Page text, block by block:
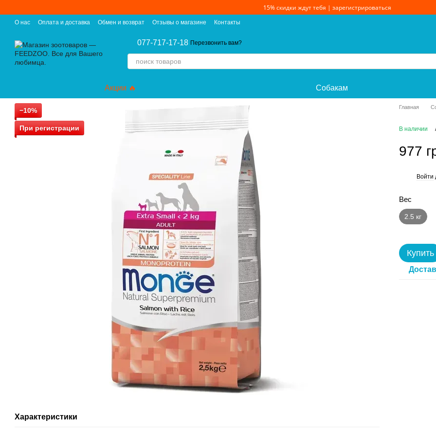
15% скидки ждут тебя | зарегистрироваться
О нас Оплата и доставка Обмен и возврат Отзывы о магазине Контакты
077-717-17-18 Перезвонить вам?
Акции 🔥 Собакам
−10%
При регистрации
Характеристики
Главная
В наличии
977
Войти
Вес
2.5 кг
Купить